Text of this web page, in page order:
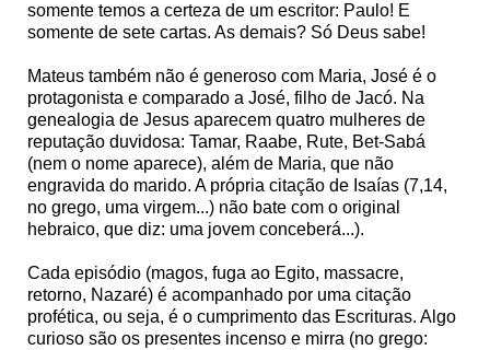
somente temos a certeza de um escritor: Paulo! E
somente de sete cartas. As demais? Só Deus sabe!
Mateus também não é generoso com Maria, José é o
protagonista e comparado a José, filho de Jacó. Na
genealogia de Jesus aparecem quatro mulheres de
reputação duvidosa: Tamar, Raabe, Rute, Bet-Sabá
(nem o nome aparece), além de Maria, que não
engravida do marido. A própria citação de Isaías (7,14,
no grego, uma virgem...) não bate com o original
hebraico, que diz: uma jovem conceberá...).
Cada episódio (magos, fuga ao Egito, massacre,
retorno, Nazaré) é acompanhado por uma citação
profética, ou seja, é o cumprimento das Escrituras. Algo
curioso são os presentes incenso e mirra (no grego: